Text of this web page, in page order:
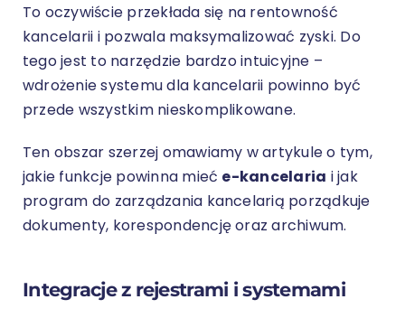
To oczywiście przekłada się na rentowność
kancelarii i pozwala maksymalizować zyski. Do
tego jest to narzędzie bardzo intuicyjne –
wdrożeniesystemu dla kancelarii powinno być
przede wszystkim nieskomplikowane.
Ten obszar szerzej omawiamy w artykule o tym,
jakie funkcje powinna mieć e-kancelaria i jak
program do zarządzania kancelarią porządkuje
dokumenty, korespondencję oraz archiwum.
Integracje z rejestrami i systemami